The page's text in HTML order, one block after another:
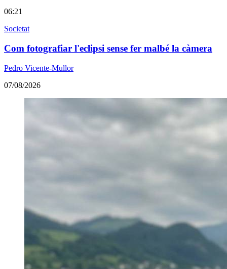
06:21
Societat
Com fotografiar l'eclipsi sense fer malbé la càmera
Pedro Vicente-Mullor
07/08/2026